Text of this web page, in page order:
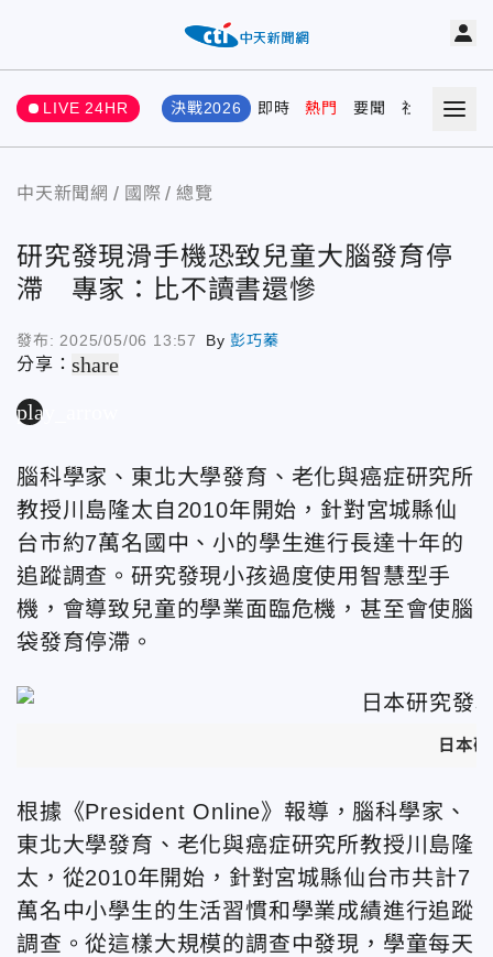
LIVE 24HR 決戰2026 即時 熱門 要聞 社會 娛樂
中天新聞網 國際 總覽
研究發現滑手機恐致兒童大腦發育停
滯 專家：比不讀書還慘
發布: 2025/05/06 13:57 By彭巧蓁
分享：share
play_arrow
腦科學家、東北大學發育、老化與癌症研究所
教授川島隆太自2010年開始，針對宮城縣仙
台市約7萬名國中、小的學生進行長達十年的
追蹤調查。研究發現小孩過度使用智慧型手
機，會導致兒童的學業面臨危機，甚至會使腦
袋發育停滯。
日本
根據《President Online》報導，腦科學家、
東北大學發育、老化與癌症研究所教授川島隆
太，從2010年開始，針對宮城縣仙台市共計7
萬名中小學生的生活習慣和學業成績進行追蹤
調查。從這樣大規模的調查中發現，學童每天